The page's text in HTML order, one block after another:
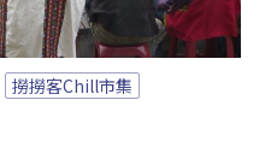
撈撈客Chill市集